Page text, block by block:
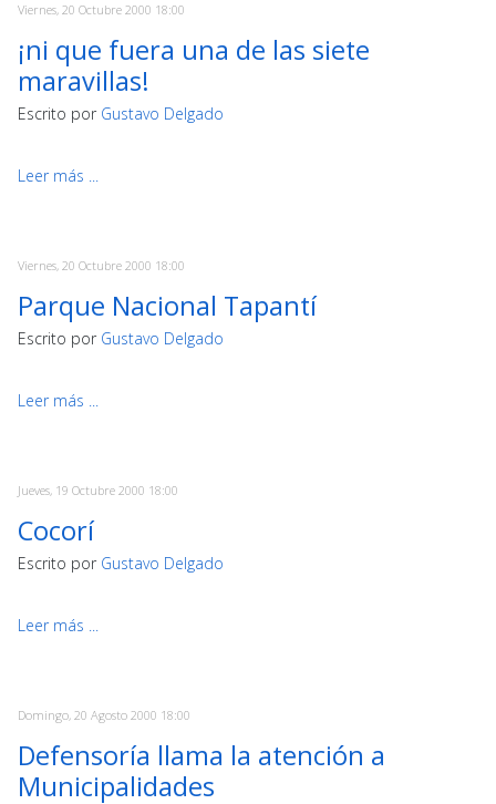
Viernes, 20 Octubre 2000 18:00
¡ni que fuera una de las siete
maravillas!
Escrito por Gustavo Delgado
Leer más ...
Viernes, 20 Octubre 2000 18:00
Parque Nacional Tapantí
Escrito por Gustavo Delgado
Leer más ...
Jueves, 19 Octubre 2000 18:00
Cocorí
Escrito por Gustavo Delgado
Leer más ...
Domingo, 20 Agosto 2000 18:00
Defensoría llama la atención a
Municipalidades